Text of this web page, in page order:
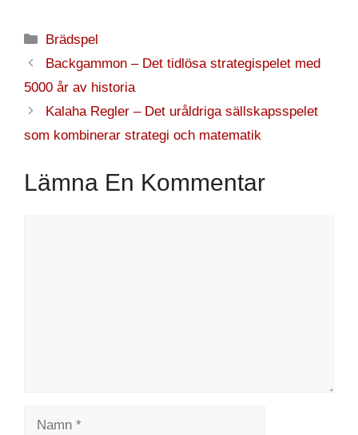
Kategorier
Brädspel
Backgammon – Det tidlösa strategispelet med
5000 år av historia
Kalaha Regler – Det uråldriga sällskapsspelet
som kombinerar strategi och matematik
Lämna En Kommentar